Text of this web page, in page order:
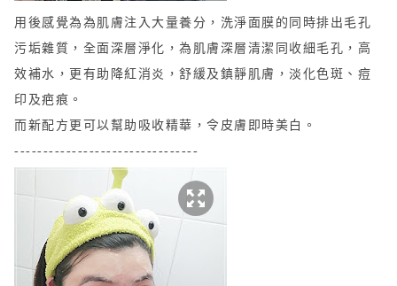
用後感覺為為肌膚注入大量養分， 洗淨面膜 的 同時排出毛孔
污垢雜質 ， 全面深層淨化 ，為肌膚 深層清潔同收細毛孔， 高
效補水 ， 更有助降紅消炎，舒緩及鎮靜肌膚，淡化色斑、痘
印及疤痕 。
而 新配方更可以幫助吸 收精華，令皮膚即時美白 。
--------------------------------